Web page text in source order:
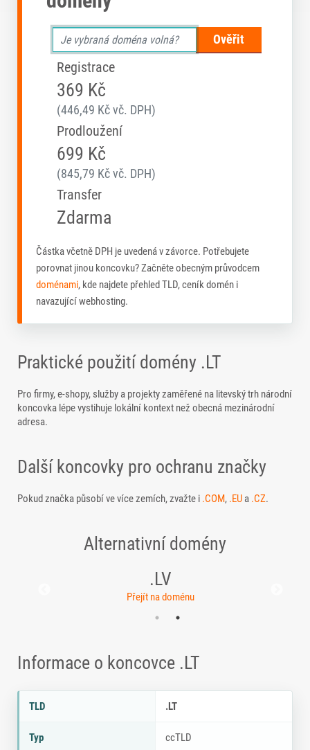
Ověřit
Registrace
369 Kč
(446,49 Kč vč. DPH)
Prodloužení
699 Kč
(845,79 Kč vč. DPH)
Transfer
Zdarma
Částka včetně DPH je uvedená v závorce. Potřebujete
porovnat jinou koncovku? Začněte obecným průvodcem
doménami, kde najdete přehled TLD, ceník domén i
navazující webhosting.
Praktické použití domény .LT
Pro firmy, e-shopy, služby a projekty zaměřené na litevský trh národní
koncovka lépe vystihuje lokální kontext než obecná mezinárodní
adresa.
Další koncovky pro ochranu značky
Pokud značka působí ve více zemích, zvažte i .COM, .EU a .CZ.
Alternativní domény
.LV
Přejít na doménu
Informace o koncovce .LT
P
r
TLD .LT
Typ ccTLD